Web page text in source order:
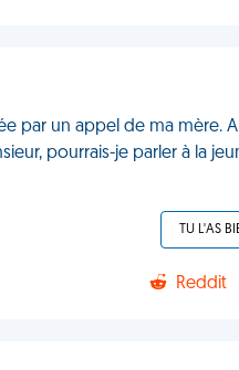
par un appel de ma mère.
pourrais-je parler à la
TU L'AS
Reddit